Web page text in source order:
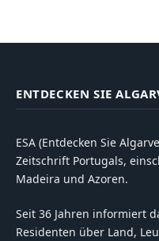
ENTDECKEN SIE
ESA (Entdecken Sie
Zeitschrift Portugals,
Madeira und Azoren.
Seit 36 Jahren informiert
Residenten über Land,